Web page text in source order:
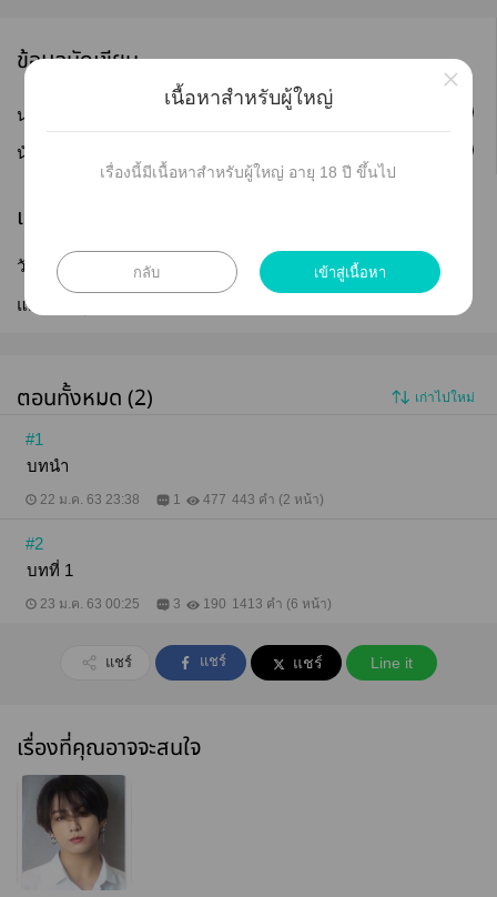
ข้อมูลนักเขียน
นามปากกา :
นักเขียน :
เผยแพร่
วันที่เผยแพร่ : 22 ม.ค. 2563
แก้ไขล่าสุด :
ตอนทั้งหมด (2) เก่าไปใหม่
#1
บทนำ
22 ม.ค. 63 23:38 1 477 443 คำ (2 หน้า)
#2
บทที่ 1
23 ม.ค. 63 00:25 3 190 1413 คำ (6 หน้า)
แชร์ แชร์ แชร์ Line it
เรื่องที่คุณอาจจะสนใจ
เนื้อหาสำหรับผู้ใหญ่
เรื่องนี้มีเนื้อหาสำหรับผู้ใหญ่ อายุ 18 ปี ขึ้นไป
กลับ เข้าสู่เนื้อหา
×